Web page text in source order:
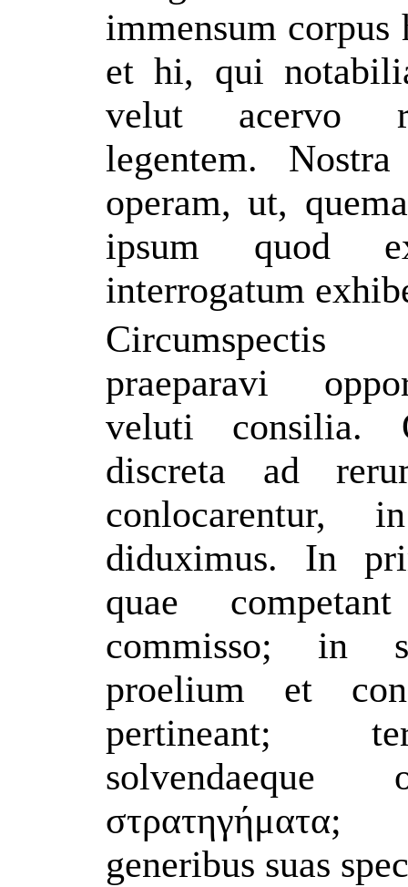
immensum corpus
et hi, qui
velut acervo
legentem.
operam, ut,
ipsum quod
interrogatum
Circumspectis
praeparavi
veluti consilia.
discreta ad
diduximus. In
quae
commisso; in
proelium et
pertineant;
solvendaeque
generibus suas